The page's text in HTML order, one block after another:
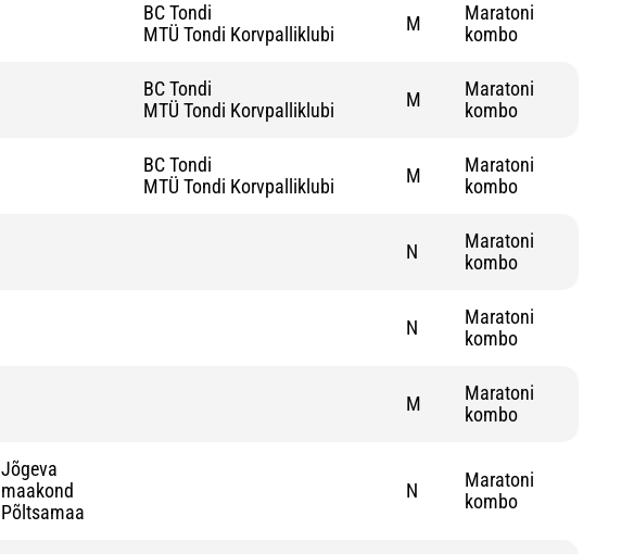
BC Tondi
MTÜ Tondi Korvpalliklubi
M
Maratoni
kombo
BC Tondi
MTÜ Tondi Korvpalliklubi
M
Maratoni
kombo
BC Tondi
MTÜ Tondi Korvpalliklubi
M
Maratoni
kombo
N
Maratoni
kombo
N
Maratoni
kombo
M
Maratoni
kombo
Jõgeva
maakond
Põltsamaa
N
Maratoni
kombo